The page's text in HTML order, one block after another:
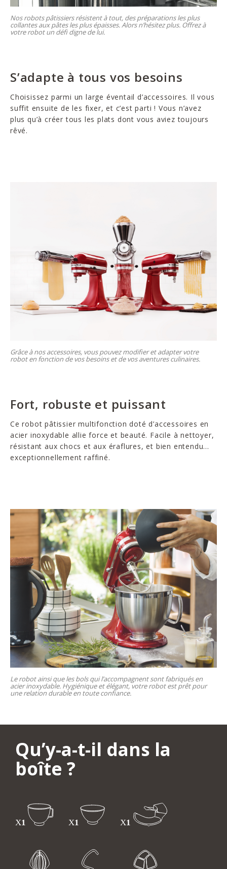
Nos robots pâtissiers résistent à tout, des préparations les plus
collantes aux pâtes les plus épaisses. Alors n’hésitez plus. Offrez à
votre robot un défi digne de lui.
S’adapte à tous vos besoins
Choisissez parmi un large éventail d’accessoires. Il vous
suffit ensuite de les fixer, et c’est parti ! Vous n’avez
plus qu’à créer tous les plats dont vous aviez toujours
rêvé.
Grâce à nos accessoires, vous pouvez modifier et adapter votre
robot en fonction de vos besoins et de vos aventures culinaires.
Fort, robuste et puissant
Ce robot pâtissier multifonction doté d’accessoires en
acier inoxydable allie force et beauté. Facile à nettoyer,
résistant aux chocs et aux éraflures, et bien entendu...
exceptionnellement raffiné.
Le robot ainsi que les bols qui l’accompagnent sont fabriqués en
acier inoxydable. Hygiénique et élégant, votre robot est prêt pour
une relation durable en toute confiance.
Qu’y-a-t-il dans la
boîte ?